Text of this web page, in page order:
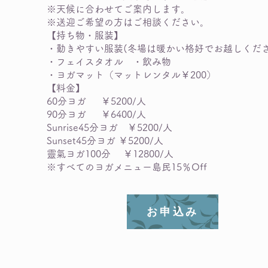
※天候に合わせてご案内します。
※送迎ご希望の方はご相談ください。
【持ち物・服装】
・動きやすい服装(冬場は暖かい格好でお越しくだ
・フェイスタオル ・飲み物
・ヨガマット（マットレンタル￥200）
【料金】
60分ヨガ ￥5200/人
90分ヨガ ￥6400/人
Sunrise45分ヨガ ￥5200/人
Sunset45分ヨガ ￥5200/人
靈氣ヨガ100分 ￥12800/人
​※すべてのヨガメニュー島民15％Off
お申込み